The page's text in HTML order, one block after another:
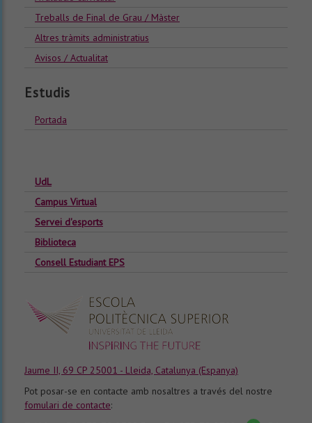
Treballs de Final de Grau / Màster
Altres tràmits administratius
Avisos / Actualitat
Estudis
Portada
UdL
Campus Virtual
Servei d'esports
Biblioteca
Consell Estudiant EPS
Jaume II, 69 CP 25001 - Lleida, Catalunya (Espanya)
Pot posar-se en contacte amb nosaltres a través del nostre
fomulari de contacte: